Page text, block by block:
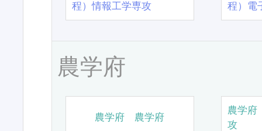
程）情報工学専攻
程）電
農学府
農学府 農学府
農学
攻